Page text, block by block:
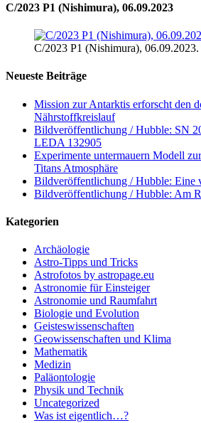
C/2023 P1 (Nishimura), 06.09.2023
C/2023 P1 (Nishimura), 06.09.2023.
Neueste Beiträge
Mission zur Antarktis erforscht den
Nährstoffkreislauf
Bildveröffentlichung / Hubble: SN
LEDA 132905
Experimente untermauern Modell
Titans Atmosphäre
Bildveröffentlichung / Hubble: Eine
Bildveröffentlichung / Hubble: Am
Kategorien
Archäologie
Astro-Tipps und Tricks
Astrofotos by astropage.eu
Astronomie für Einsteiger
Astronomie und Raumfahrt
Biologie und Evolution
Geisteswissenschaften
Geowissenschaften und Klima
Mathematik
Medizin
Paläontologie
Physik und Technik
Uncategorized
Was ist eigentlich…?